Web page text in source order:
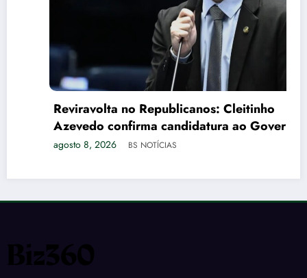
Reviravolta no Republicanos: Cleitinho
Azevedo confirma candidatura ao Governo
de Minas Gerais
agosto 8, 2026 BS NOTÍCIAS